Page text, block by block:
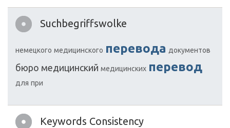
Suchbegriffswolke
немецкого медицинского перевода документов
бюро медицинский медицинских перевод
для при
Keywords Consistency